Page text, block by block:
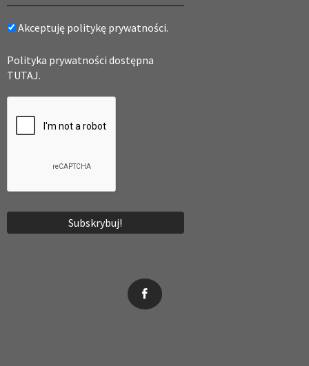
Akceptuję politykę prywatności.
Polityka prywatności dostępna
TUTAJ.